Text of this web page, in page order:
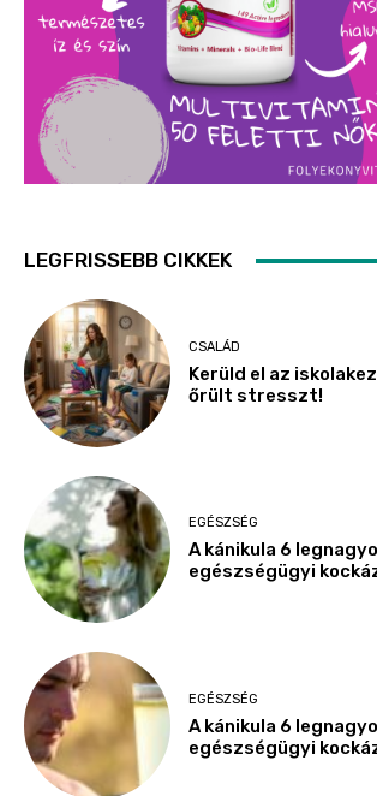
LEGFRISSEBB CIKKEK
CSALÁD
Kerüld el az
őrült stresszt!
EGÉSZSÉG
A kánikula 6
egészségügyi
EGÉSZSÉG
A kánikula 6
egészségügyi